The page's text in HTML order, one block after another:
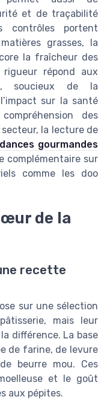
et de traçabilité
contrôles portent
grasses, la
la fraîcheur des
répond aux
soucieux de la
sur la santé
des
la lecture de
gourmandes
complémentaire sur
comme les doo
de la
recette
sur une sélection
mais leur
différence. La base
de farine, de levure
beurre mou. Ces
et le goût
aux pépites.